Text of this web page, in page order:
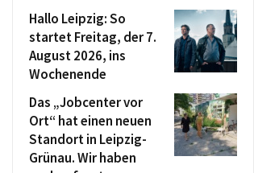
Hallo Leipzig: So
startet Freitag, der 7.
August 2026, ins
Wochenende
Das „Jobcenter vor
Ort“ hat einen neuen
Standort in Leipzig-
Grünau. Wir haben